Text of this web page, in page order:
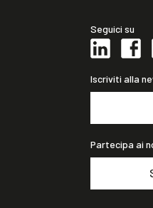
Seguici su
Iscriviti alla
Partecipa ai